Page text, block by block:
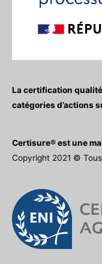
La certification
catégories d’actions
Certisure® est une
Copyright 2021 ©